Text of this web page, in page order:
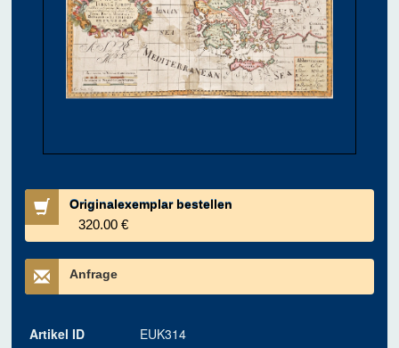
Originalexemplar bestellen
320.00 €
Anfrage
Artikel ID
EUK314